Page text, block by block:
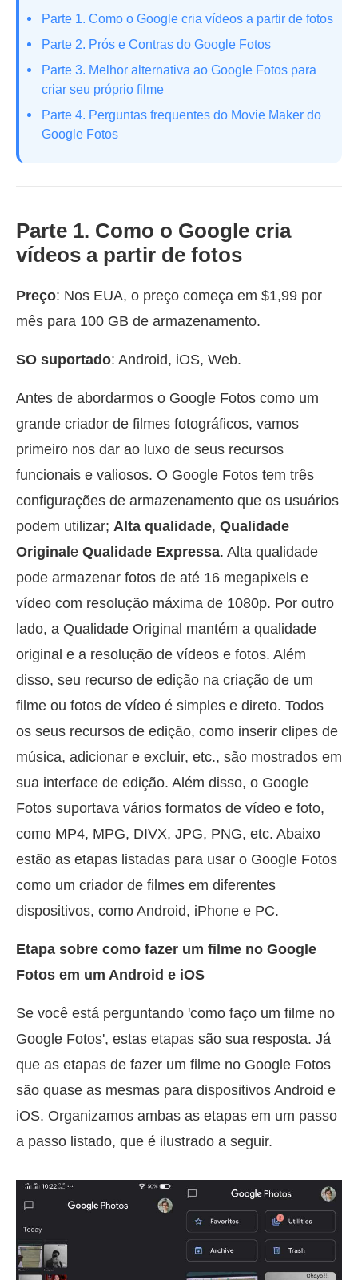
Parte 1. Como o Google cria vídeos a partir de fotos
Parte 2. Prós e Contras do Google Fotos
Parte 3. Melhor alternativa ao Google Fotos para
criar seu próprio filme
Parte 4. Perguntas frequentes do Movie Maker do
Google Fotos
Parte 1. Como o Google cria
vídeos a partir de fotos
Preço: Nos EUA, o preço começa em $1,99 por
mês para 100 GB de armazenamento.
SO suportado: Android, iOS, Web.
Antes de abordarmos o Google Fotos como um
grande criador de filmes fotográficos, vamos
primeiro nos dar ao luxo de seus recursos
funcionais e valiosos. O Google Fotos tem três
configurações de armazenamento que os usuários
podem utilizar; Alta qualidade, Qualidade
Original e Qualidade Expressa. Alta qualidade
pode armazenar fotos de até 16 megapixels e
vídeo com resolução máxima de 1080p. Por outro
lado, a Qualidade Original mantém a qualidade
original e a resolução de vídeos e fotos. Além
disso, seu recurso de edição na criação de um
filme ou fotos de vídeo é simples e direto. Todos
os seus recursos de edição, como inserir clipes de
música, adicionar e excluir, etc., são mostrados em
sua interface de edição. Além disso, o Google
Fotos suportava vários formatos de vídeo e foto,
como MP4, MPG, DIVX, JPG, PNG, etc. Abaixo
estão as etapas listadas para usar o Google Fotos
como um criador de filmes em diferentes
dispositivos, como Android, iPhone e PC.
Etapa sobre como fazer um filme no Google
Fotos em um Android e iOS
Se você está perguntando 'como faço um filme no
Google Fotos', estas etapas são sua resposta. Já
que as etapas de fazer um filme no Google Fotos
são quase as mesmas para dispositivos Android e
iOS. Organizamos ambas as etapas em um passo
a passo listado, que é ilustrado a seguir.